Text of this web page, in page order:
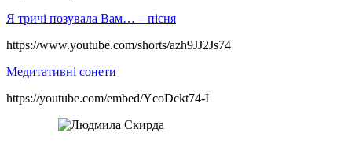
Я тричі позувала Вам… – пісня
https://www.youtube.com/shorts/azh9JJ2Js74
Медитативні сонети
https://youtube.com/embed/YcoDckt74-I